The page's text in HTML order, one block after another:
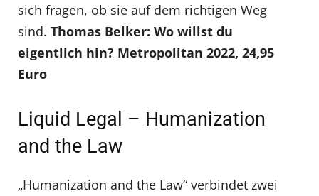
sich fragen, ob sie auf dem richtigen Weg
sind. Thomas Belker: Wo willst du
eigentlich hin? Metropolitan 2022, 24,95
Euro
Liquid Legal – Humanization
and the Law
„Humanization and the Law“ verbindet zwei